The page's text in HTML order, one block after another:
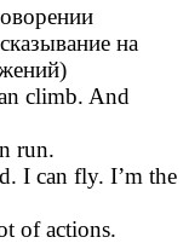
на
climb. And
run.
I can fly. I’m the
of actions.